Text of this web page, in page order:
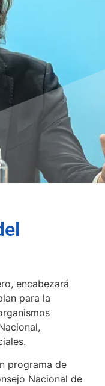
encabezará
para la
programa de
Nacional de